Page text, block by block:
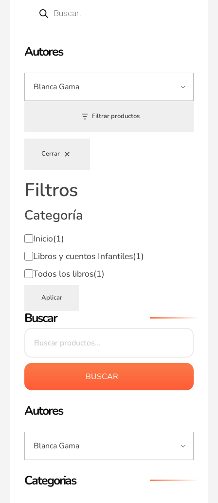
Autores
Filtrar productos
Cerrar
Filtros
Categoría
Inicio(1)
Libros y cuentos Infantiles(1)
Todos los libros(1)
Aplicar
Buscar
BUSCAR
Autores
Categorias